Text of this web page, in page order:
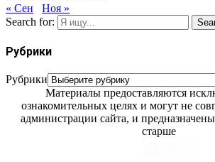
« Сен
Ноя »
Search for:
Рубрики
Рубрики
Материалы предоставляются
ознакомительных целях и могут не
администрации сайта, и
старше